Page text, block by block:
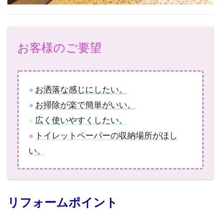
お客様のご要望
● お洒落な感じにしたい。
● お掃除が楽で簡単がいい。
● 広く使いやすくしたい。
● トイレットペーパーの収納場所がほし
い。
リフォームポイント